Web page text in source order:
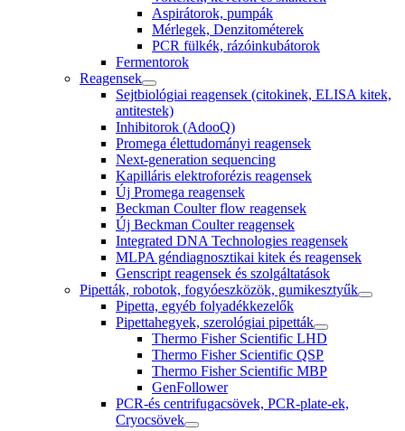
Aspirátorok, pumpák
Mérlegek, Denzitométerek
PCR fülkék, rázóinkubátorok
Fermentorok
Reagensek
Sejtbiológiai reagensek (citokinek, ELISA kitek,
antitestek)
Inhibitorok (AdooQ)
Promega élettudományi reagensek
Next-generation sequencing
Kapilláris elektroforézis reagensek
Új Promega reagensek
Beckman Coulter flow reagensek
Új Beckman Coulter reagensek
Integrated DNA Technologies reagensek
MLPA géndiagnosztikai kitek és reagensek
Genscript reagensek és szolgáltatások
Pipetták, robotok, fogyóeszközök, gumikesztyűk
Pipetta, egyéb folyadékkezelők
Pipettahegyek, szerológiai pipetták
Thermo Fisher Scientific LHD
Thermo Fisher Scientific QSP
Thermo Fisher Scientific MBP
GenFollower
PCR-és centrifugacsövek, PCR-plate-ek,
Cryocsövek